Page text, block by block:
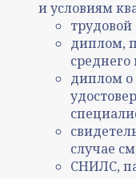
и условиям
трудовой
диплом,
диплом о
случае
СНИЛС,